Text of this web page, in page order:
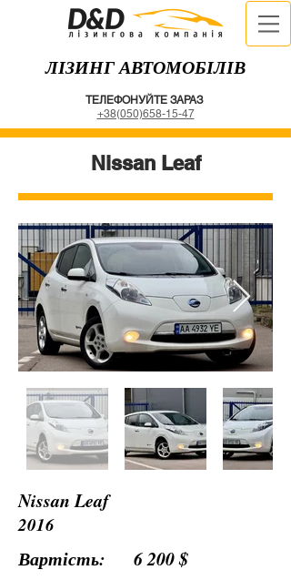
ЛІЗИНГ АВТОМОБІЛІВ
ТЕЛЕФОНУЙТЕ ЗАРАЗ
+38(050)658-15-47
Nissan Leaf
Nissan Leaf
2016
Вартість: 6 200 $